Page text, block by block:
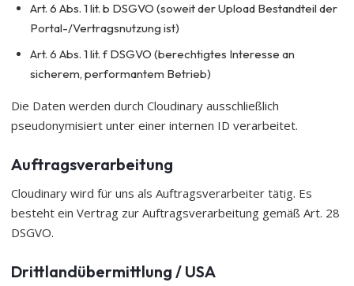
Art. 6 Abs. 1 lit. b DSGVO (soweit der Upload Bestandteil der
Portal-/Vertragsnutzung ist)
Art. 6 Abs. 1 lit. f DSGVO (berechtigtes Interesse an
sicherem, performantem Betrieb)
Die Daten werden durch Cloudinary ausschließlich
pseudonymisiert unter einer internen ID verarbeitet.
Auftragsverarbeitung
Cloudinary wird für uns als Auftragsverarbeiter tätig. Es
besteht ein Vertrag zur Auftragsverarbeitung gemäß Art. 28
DSGVO.
Drittlandübermittlung / USA